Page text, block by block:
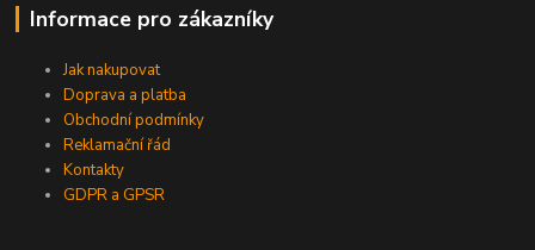
Informace pro zákazníky
Jak nakupovat
Doprava a platba
Obchodní podmínky
Reklamační řád
Kontakty
GDPR a GPSR